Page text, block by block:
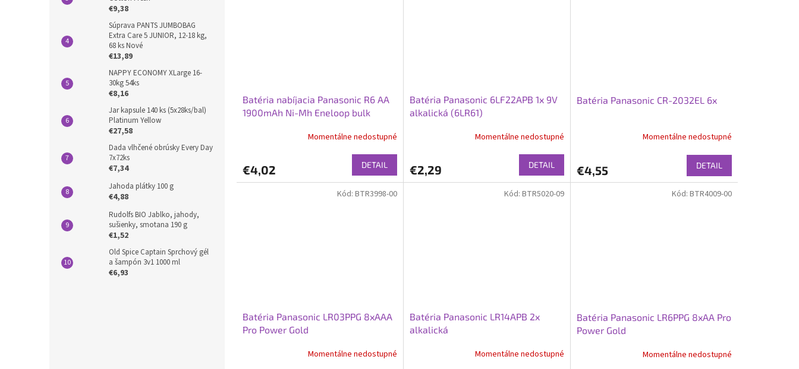
€9,38
Súprava PANTS JUMBOBAG
Extra Care 5 JUNIOR, 12-18 kg,
68 ks Nové
€13,89
NAPPY ECONOMY XLarge 16-
30kg 54ks
€8,16
Jar kapsule 140 ks (5x28ks/bal)
Platinum Yellow
€27,58
Dada vlhčené obrúsky Every Day
7x72ks
€7,34
Jahoda plátky 100 g
€4,88
Rudolfs BIO Jablko, jahody,
sušienky, smotana 190 g
€1,52
Old Spice Captain Sprchový gél
a šampón 3v1 1000 ml
€6,93
Batéria nabíjacia Panasonic R6 AA
1900mAh Ni-Mh Eneloop bulk
Momentálne nedostupné
€4,02 DETAIL
Batéria Panasonic 6LF22APB 1x 9V
alkalická (6LR61)
Momentálne nedostupné
€2,29 DETAIL
Batéria Panasonic CR-2032EL 6x
Momentálne nedostupné
€4,55 DETAIL
Batéria Panasonic LR03PPG 8xAAA
Pro Power Gold
Momentálne nedostupné
Kód: BTR3998-00
Batéria Panasonic LR14APB 2x
alkalická
Momentálne nedostupné
Kód: BTR5020-09
Batéria Panasonic LR6PPG 8xAA Pro
Power Gold
Momentálne nedostupné
Kód: BTR4009-00